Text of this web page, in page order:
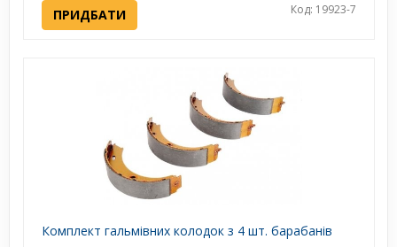
ПРИДБАТИ Код: 19923-7
Комплект гальмівних колодок з 4 шт. барабанів